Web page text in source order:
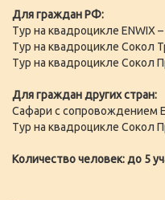
Для граждан РФ:
Тур на квадроцикле ENWIX
Тур на квадроцикле Сокол
Тур на квадроцикле Сокол
Для граждан других стран:
Сафари с сопровождением
Тур на квадроцикле Сокол
Количество человек: до 5